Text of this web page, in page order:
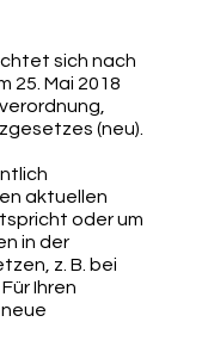
sich nach
25. Mai 2018
(neu).
aktuellen
oder um
in der
z. B. bei
Ihren